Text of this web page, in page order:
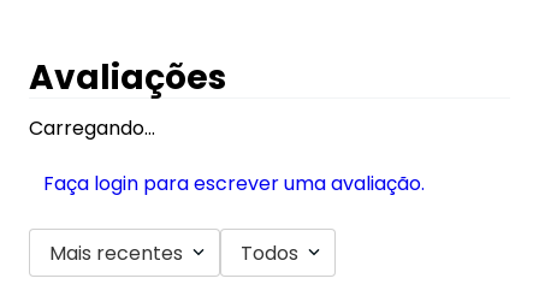
Avaliações
Carregando…
Faça login para escrever uma avaliação.
Mais recentes Todos